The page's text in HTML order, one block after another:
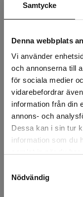
Samtycke
Denna webbplats
Vi använder
och annonserna till
för sociala medier
vidarebefordrar
information från din
annons- och
Dessa kan i sin tur
information som du
Nödvändig